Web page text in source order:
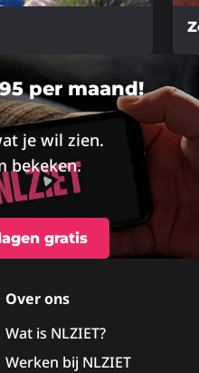
per maand!
je wil zien.
bekeken.
gratis
Over ons
Wat is NLZIET?
Werken bij NLZIET